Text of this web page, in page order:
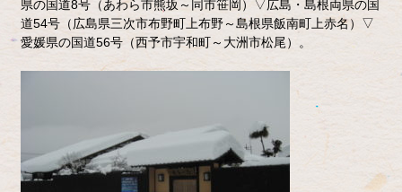
県の国道8号（あわら市熊坂～同市笹岡）▽広島・島根両県の国
道54号（広島県三次市布野町上布野～島根県飯南町上赤名）▽
愛媛県の国道56号（西予市宇和町～大洲市松尾）。